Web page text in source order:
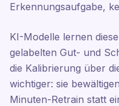
Erkennungsaufgabe,
KI-Modelle lernen
gelabelten Gut- und
die Kalibrierung über
wichtiger: sie
Minuten-Retrain statt